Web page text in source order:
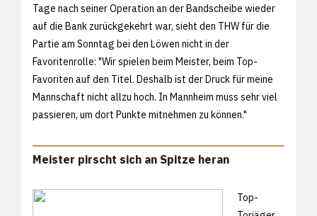
Tage nach seiner Operation an der Bandscheibe wieder
auf die Bank zurückgekehrt war, sieht den THW für die
Partie am Sonntag bei den Löwen nicht in der
Favoritenrolle: "Wir spielen beim Meister, beim Top-
Favoriten auf den Titel. Deshalb ist der Druck für meine
Mannschaft nicht allzu hoch. In Mannheim muss sehr viel
passieren, um dort Punkte mitnehmen zu können."
Meister pirscht sich an Spitze heran
Top-